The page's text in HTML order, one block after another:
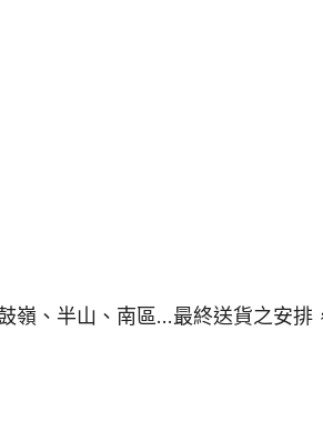
嶺、半山、南區...最終送貨之安排